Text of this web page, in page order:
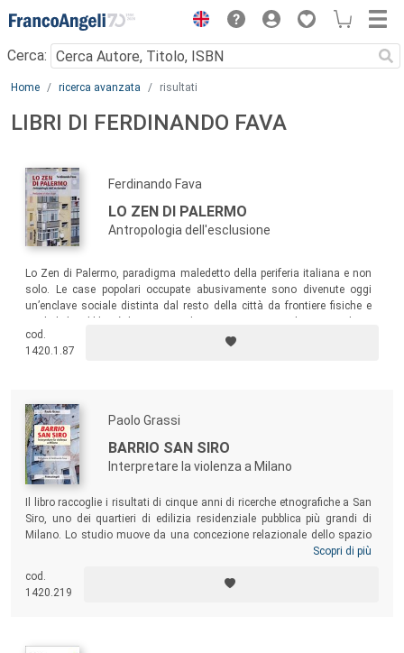
Menu
Cerca:
Main content
Home ricerca avanzata risultati
LIBRI DI FERDINANDO FAVA
Ferdinando Fava
LO ZEN DI PALERMO
Antropologia dell'esclusione
Lo Zen di Palermo, paradigma maledetto della periferia italiana e non
solo. Le case popolari occupate abusivamente sono divenute oggi
un’enclave sociale distinta dal resto della città da frontiere fisiche e
per sette anni tra le maglie dell’esclusione.
cod.
1420.1.87
Paolo Grassi
BARRIO SAN SIRO
Interpretare la violenza a Milano
Il libro raccoglie i risultati di cinque anni di ricerche etnografiche a San
Siro, uno dei quartieri di edilizia residenziale pubblica più grandi di
Milano. Lo studio muove da una concezione relazionale dello spazio
urbano per interpretare la violenza strutturale che colpisce i margini del
sua “rinascenza” e della sua rigenerazione. Una narrazione critica e
riflessiva, una monografia che, da un limite urbano, elabora la propria
Scopri di più
cod.
1420.219